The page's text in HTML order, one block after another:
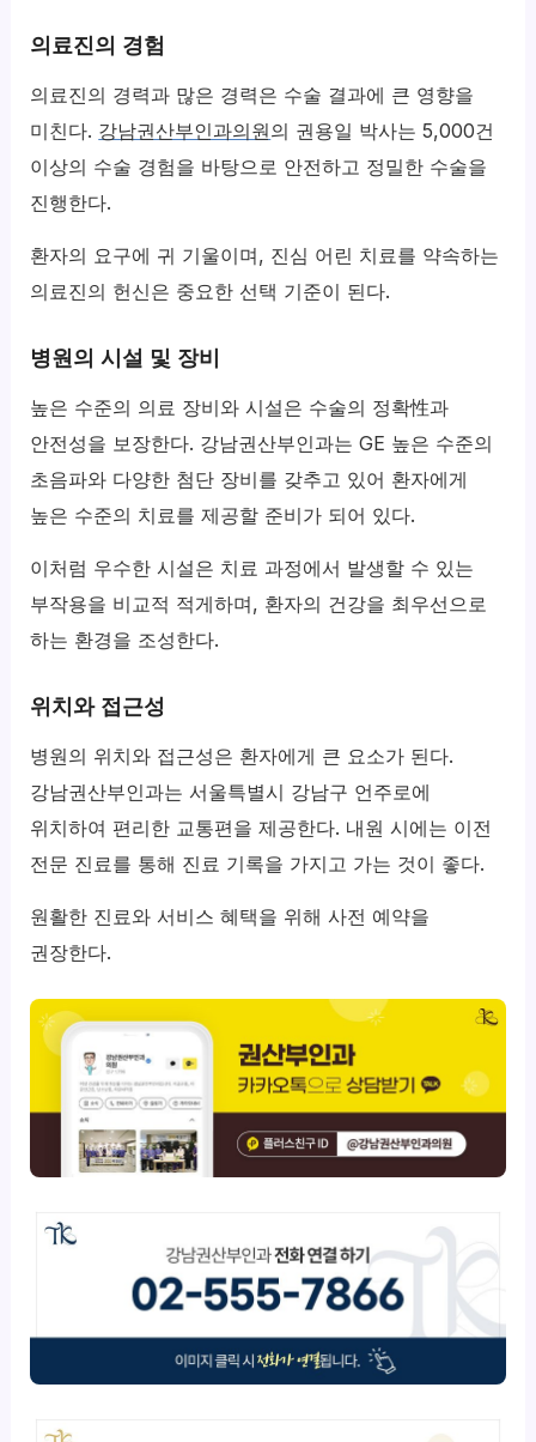
의료진의 경험
의료진의 경력과 많은 경력은 수술 결과에 큰 영향을
미친다. 강남권산부인과의원의 권용일 박사는 5,000건
이상의 수술 경험을 바탕으로 안전하고 정밀한 수술을
진행한다.
환자의 요구에 귀 기울이며, 진심 어린 치료를 약속하는
의료진의 헌신은 중요한 선택 기준이 된다.
병원의 시설 및 장비
높은 수준의 의료 장비와 시설은 수술의 정확性과
안전성을 보장한다. 강남권산부인과는 GE 높은 수준의
초음파와 다양한 첨단 장비를 갖추고 있어 환자에게
높은 수준의 치료를 제공할 준비가 되어 있다.
이처럼 우수한 시설은 치료 과정에서 발생할 수 있는
부작용을 비교적 적게하며, 환자의 건강을 최우선으로
하는 환경을 조성한다.
위치와 접근성
병원의 위치와 접근성은 환자에게 큰 요소가 된다.
강남권산부인과는 서울특별시 강남구 언주로에
위치하여 편리한 교통편을 제공한다. 내원 시에는 이전
전문 진료를 통해 진료 기록을 가지고 가는 것이 좋다.
원활한 진료와 서비스 혜택을 위해 사전 예약을
권장한다.